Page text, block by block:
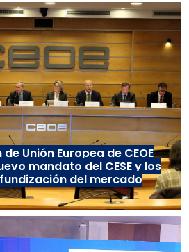
de Unión Europea de CEOE
mandato del CESE y los
del mercado